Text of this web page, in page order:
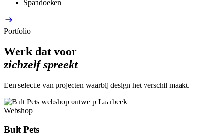
Spandoeken
Portfolio
Werk dat voor
zichzelf spreekt
Een selectie van projecten waarbij design het verschil maakt.
Webshop
Bult Pets